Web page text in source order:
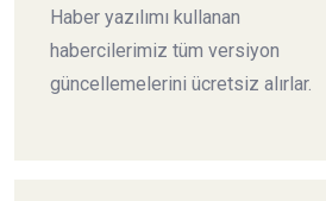
Haber yazılımı kullanan
habercilerimiz tüm versiyon
güncellemelerini ücretsiz alırlar.